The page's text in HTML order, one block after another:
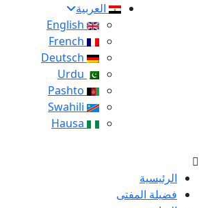
العربية
الرئيسية
فضيلة المفتى